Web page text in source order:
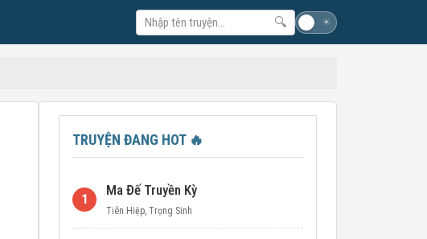
🔍 ☀
TRUYỆN ĐANG HOT 🔥
1
Ma Đế Truyền Kỳ
Tiên Hiệp, Trọng Sinh